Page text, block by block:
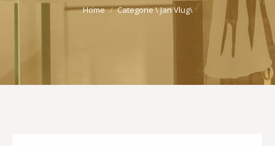
Home Categorie \ Jan Vlug\